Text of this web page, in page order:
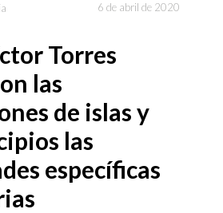
6 de abril de 2020
Torres
las
de islas y
las
específicas